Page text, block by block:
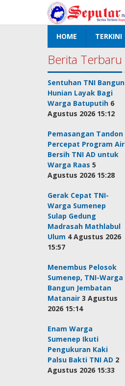
konten
HOME TERKINI
Berita Terbaru
Sentuhan TNI Bangun
Hunian Layak Bagi
Warga Batuputih 6
Agustus 2026 15:12
Pemasangan Tandon
Percepat Program Air
Bersih TNI AD untuk
Warga Raas 5
Agustus 2026 15:28
Gerak Cepat TNI-
Warga Sumenep
Sulap Gedung
Madrasah Mathlabul
Ulum 4 Agustus 2026
15:57
Menembus Pelosok
Sumenep, TNI-Warga
Bangun Jembatan
Matanair 3 Agustus
2026 15:14
Enam Warga
Sumenep Ikuti
Pengukuran Kaki
Palsu Bakti TNI AD 2
Agustus 2026 15:33